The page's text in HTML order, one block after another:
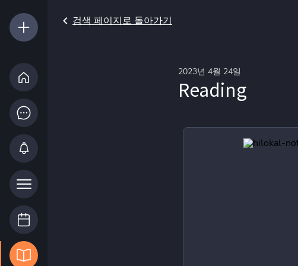
검색 페이지로 돌아가기
2023년 4월 24일
Reading